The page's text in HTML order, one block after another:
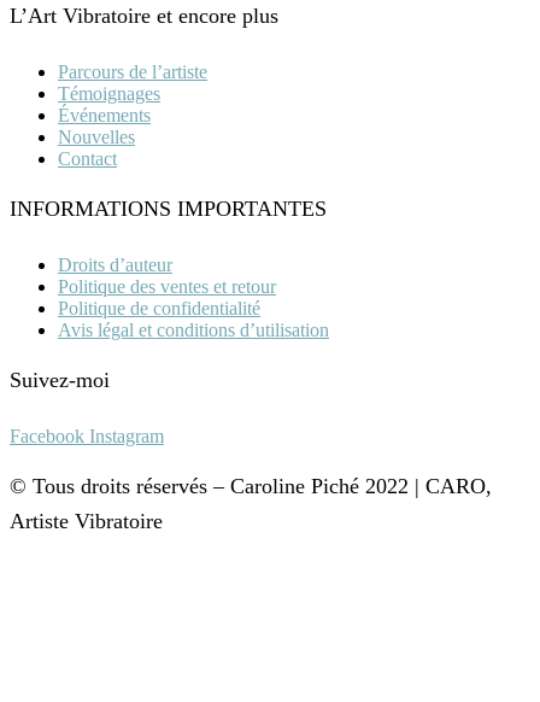
L’Art Vibratoire et encore plus
Parcours de l’artiste
Témoignages
Événements
Nouvelles
Contact
INFORMATIONS IMPORTANTES
Droits d’auteur
Politique des ventes et retour
Politique de confidentialité
Avis légal et conditions d’utilisation
Suivez-moi
Facebook Instagram
© Tous droits réservés – Caroline Piché 2022 | CARO,
Artiste Vibratoire